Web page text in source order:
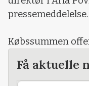
pressemeddelelse.
Købssummen
Få aktuelle